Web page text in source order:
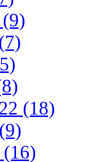
(9)
(18)
(16)